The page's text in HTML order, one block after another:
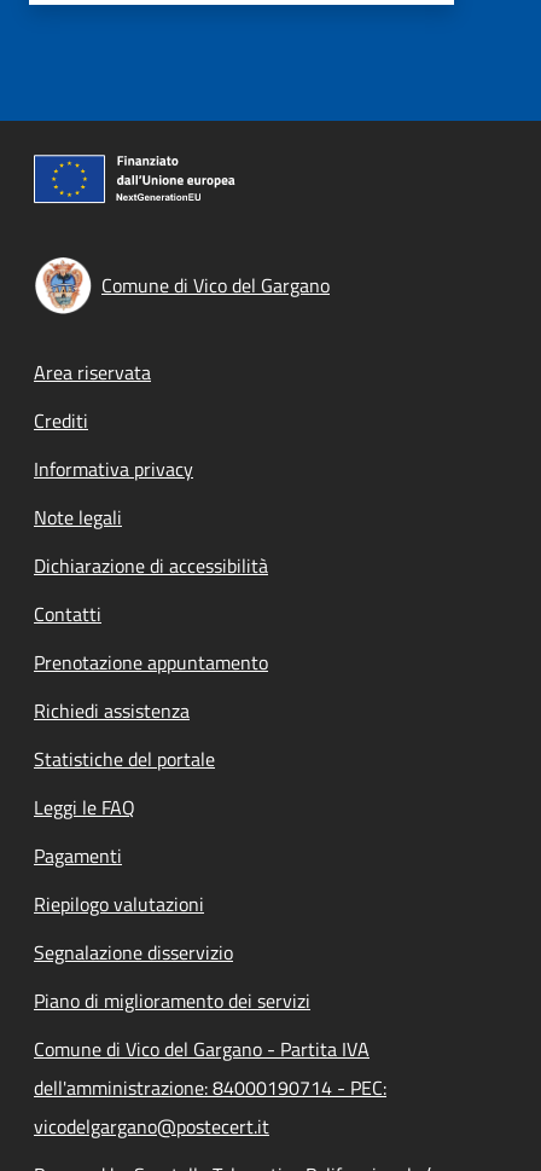
Comune di Vico del Gargano
Footer menu
Area riservata
Crediti
Informativa privacy
Note legali
Dichiarazione di accessibilità
Contatti
Prenotazione appuntamento
Richiedi assistenza
Statistiche del portale
Leggi le FAQ
Pagamenti
Riepilogo valutazioni
Segnalazione disservizio
Piano di miglioramento dei servizi
Comune di Vico del Gargano - Partita IVA
dell'amministrazione: 84000190714 - PEC:
vicodelgargano@postecert.it